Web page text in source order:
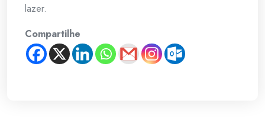
lazer.
Compartilhe